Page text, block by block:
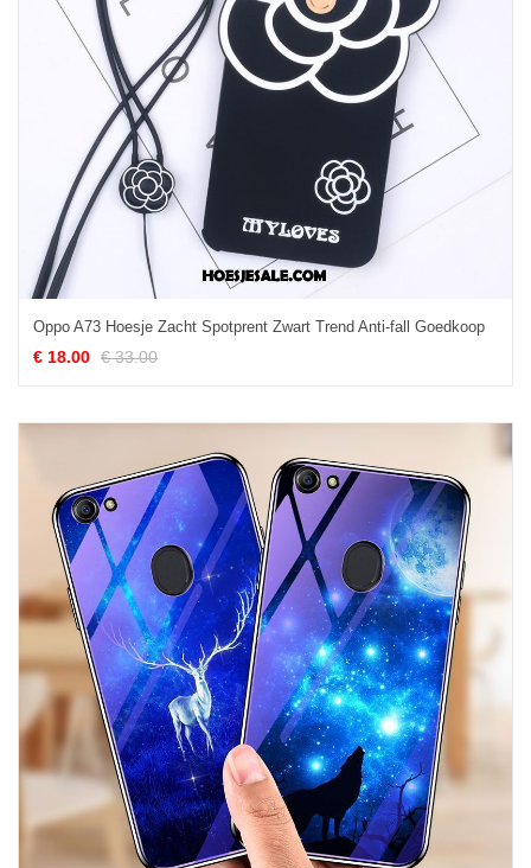
Oppo A73 Hoesje Zacht Spotprent Zwart Trend Anti-fall Goedkoop
€ 18.00 € 33.00